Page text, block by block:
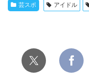
芸スポ アイドル